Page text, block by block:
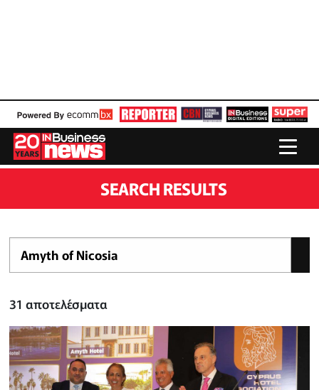
SEARCH RESULTS
31 αποτελέσματα